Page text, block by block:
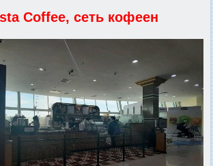
Coffee, сеть кофеен